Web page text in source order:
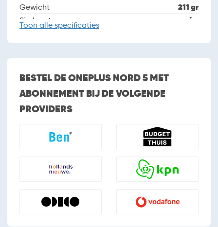
Gewicht 211 gr
Simkaart nano sim
Camera
Aantal camera's
2 (dual camera)
Cameraresolutie
Resolutie tweede
50 MP
SOFTWARE
Besturingssysteem Android
Toon alle specificaties
BESTEL DE ONEPLUS NORD 5 MET
ABONNEMENT BIJ DE VOLGENDE
PROVIDERS